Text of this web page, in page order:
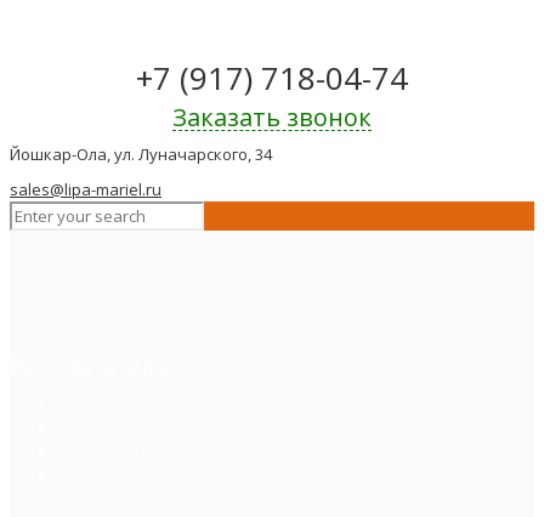
+7 (917) 718-04-74
Заказать звонок
Йошкар-Ола, ул. Луначарского, 34
sales@lipa-mariel.ru